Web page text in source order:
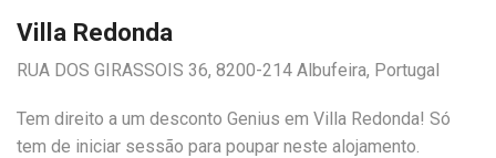
Villa Redonda
RUA DOS GIRASSOIS 36, 8200-214 Albufeira, Portugal
Tem direito a um desconto Genius em Villa Redonda! Só
tem de iniciar sessão para poupar neste alojamento.